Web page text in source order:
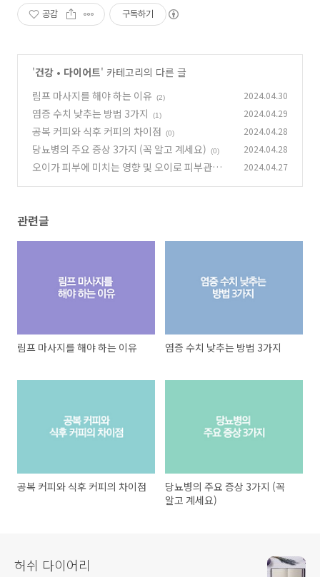
공감 구독하기
'건강 • 다이어트' 카테고리의 다른 글
림프 마사지를 해야 하는 이유
(2) 2024.04.30
염증 수치 낮추는 방법 3가지 (1) 2024.04.29
공복 커피와 식후 커피의 차이점 (0) 2024.04.28
당뇨병의 주요 증상 3가지 (꼭 알고 계세요) (0) 2024.04.28
오이가 피부에 미치는 영향 및 오이로 피부관리
2024.04.27
관련글
림프 마사지를 해야 하는 이유 염증 수치 낮추는 방법 3가지
공복 커피와 식후 커피의 차이점
당뇨병의 주요 증상 3가지 (꼭
알고 계세요)
허쉬 다이어리